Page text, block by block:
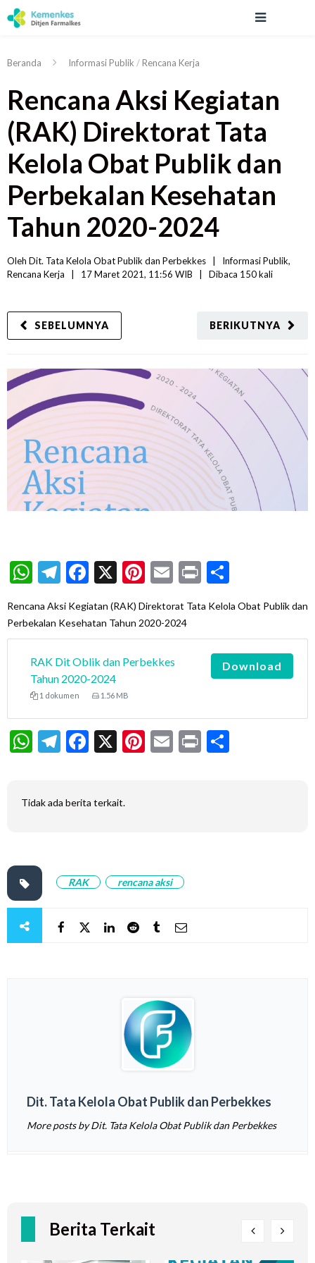
Beranda Informasi Publik / Rencana Kerja
Rencana Aksi Kegiatan
(RAK) Direktorat Tata
Kelola Obat Publik dan
Perbekalan Kesehatan
Tahun 2020-2024
Oleh Dit. Tata Kelola Obat Publik dan Perbekkes Informasi Publik
Rencana Kerja
17 Maret 2021, 11:56 WIB Dibaca 150 kali
BERIKUTNYA
SEBELUMNYA
WhatsApp
Telegram
Facebook
X Pinterest
Email
Print
Rencana Aksi Kegiatan (RAK) Direktorat Tata Kelola Obat Publik dan
Perbekalan Kesehatan Tahun 2020-2024
RAK Dit Oblik dan Perbekkes
Tahun 2020-2024
1 dokumen 1.56 MB
Download
WhatsApp
Telegram
Facebook
X Pinterest
Email
Print
Tidak ada berita terkait.
RAK rencana aksi
Dit. Tata Kelola Obat Publik dan Perbekkes
More posts by Dit. Tata Kelola Obat Publik dan Perbekkes
Berita Terkait